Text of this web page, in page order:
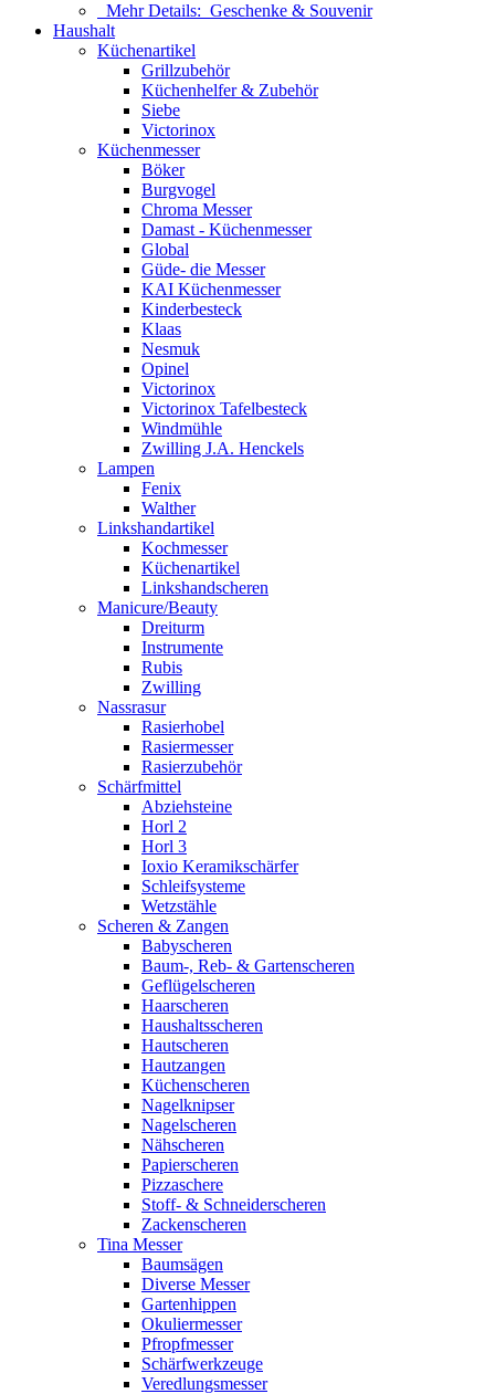
Mehr Details: Geschenke & Souvenir
Haushalt
Küchenartikel
Grillzubehör
Küchenhelfer & Zubehör
Siebe
Victorinox
Küchenmesser
Böker
Burgvogel
Chroma Messer
Damast - Küchenmesser
Global
Güde- die Messer
KAI Küchenmesser
Kinderbesteck
Klaas
Nesmuk
Opinel
Victorinox
Victorinox Tafelbesteck
Windmühle
Zwilling J.A. Henckels
Lampen
Fenix
Walther
Linkshandartikel
Kochmesser
Küchenartikel
Linkshandscheren
Manicure/Beauty
Dreiturm
Instrumente
Rubis
Zwilling
Nassrasur
Rasierhobel
Rasiermesser
Rasierzubehör
Schärfmittel
Abziehsteine
Horl 2
Horl 3
Ioxio Keramikschärfer
Schleifsysteme
Wetzstähle
Scheren & Zangen
Babyscheren
Baum-, Reb- & Gartenscheren
Geflügelscheren
Haarscheren
Haushaltsscheren
Hautscheren
Hautzangen
Küchenscheren
Nagelknipser
Nagelscheren
Nähscheren
Papierscheren
Pizzaschere
Stoff- & Schneiderscheren
Zackenscheren
Tina Messer
Baumsägen
Diverse Messer
Gartenhippen
Okuliermesser
Pfropfmesser
Schärfwerkzeuge
Veredlungsmesser